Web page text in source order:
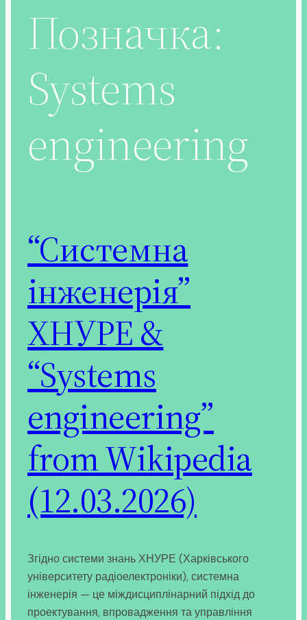
Позначка:
Systems
engineering
“Cистемна
інженерія”
ХНУРЕ &
“Systems
engineering”
from Wikipedia
(12.03.2026)
Згідно системи знань ХНУРЕ (Харківського
університету радіоелектроніки), системна
інженерія — це міждисциплінарний підхід до
проектування, впровадження та управління